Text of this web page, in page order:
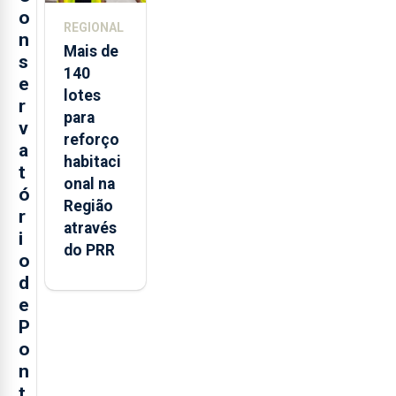
o
n
s
e
r
v
a
t
ó
r
i
o
d
e
P
o
n
REGIONAL
Mais de
140
lotes
para
reforço
habitaci
onal na
Região
através
do PRR